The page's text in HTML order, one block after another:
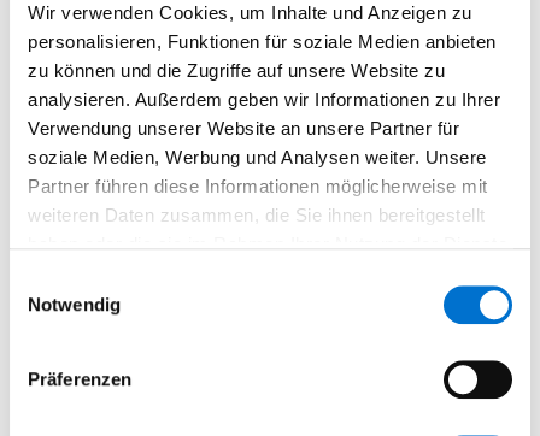
Wir verwenden Cookies, um Inhalte und Anzeigen zu
personalisieren, Funktionen für soziale Medien anbieten
zu können und die Zugriffe auf unsere Website zu
analysieren. Außerdem geben wir Informationen zu Ihrer
Verwendung unserer Website an unsere Partner für
soziale Medien, Werbung und Analysen weiter. Unsere
Partner führen diese Informationen möglicherweise mit
weiteren Daten zusammen, die Sie ihnen bereitgestellt
Notwendig
Präferenzen
JETZT TERMIN VEREINBAREN
Azure Backup ist ein cloudbasierter Dienst von Microsoft Azure, mit
Cloud wiederherstellen können. Die Cloud-Backup-Lösung für
Unternehmen lässt sich intuitiv bedienen und gewährleistet höchste